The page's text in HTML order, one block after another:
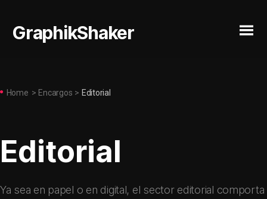
GraphikShaker
Home > Encargos > Editorial
Editorial
Ya sea en papel o en digital, el sector editorial comporta